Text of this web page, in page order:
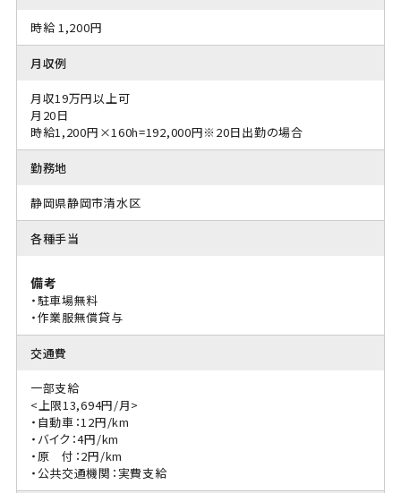
時給 1,200円
月収例
月収19万円以上可
月20日
時給1,200円×160h=192,000円※20日出勤の場合
勤務地
静岡県静岡市清水区
各種手当
備考
・駐車場無料
・作業服無償貸与
交通費
一部支給
<上限13,694円/月>
・自動車：12円/km
・バイク：4円/km
・原 付：2円/km
・公共交通機関：実費支給